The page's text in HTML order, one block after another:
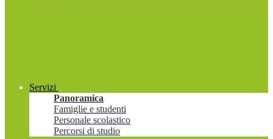
Servizi
Panoramica
Famiglie e studenti
Personale scolastico
Percorsi di studio